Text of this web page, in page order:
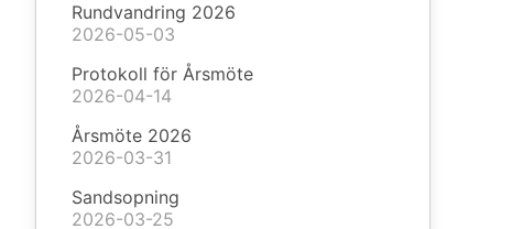
Rundvandring 2026
2026-05-03
Protokoll för Årsmöte
2026-04-14
Årsmöte 2026
2026-03-31
Sandsopning
2026-03-25